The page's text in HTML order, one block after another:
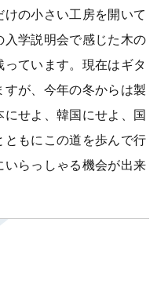
の小さい工房を開いて
学説明会で感じた木の
ています。現在はギタ
が、今年の冬からは製
せよ、韓国にせよ、国
もにこの道を歩んで行
らっしゃる機会が出来